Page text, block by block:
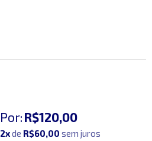
Por: R$120,00
2xde R$60,00 sem juros